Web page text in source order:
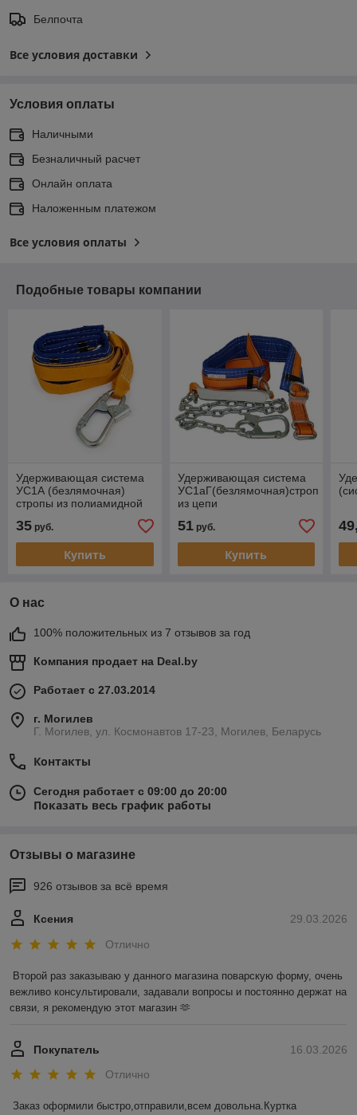
Белпочта
Все условия доставки
Условия оплаты
Наличными
Безналичный расчет
Онлайн оплата
Наложенным платежом
Все условия оплаты
Подобные товары компании
Удерживающая система
УС1А (безлямочная)
стропы из полиамидной
35 руб.
Купить
Удерживающая система
УС1аГ(безлямочная)строп
из цепи
51руб.
Купить
О нас
100% положительных из 7 отзывов за год
Компания продает на Deal.by
Работает с 27.03.2014
г. Могилев
Г. Могилев, ул. Космонавтов 17-23, Могилев, Беларусь
Контакты
Сегодня работает с 09:00 до 20:00
Показать весь график работы
Отзывы о магазине
926 отзывов за всё время
29.03.2026
Ксения
Отлично
Второй раз заказываю у данного магазина поварскую форму, очень
вежливо консультировали, задавали вопросы и постоянно держат на
связи, я рекомендую этот магазин 🫶
16.03.2026
Покупатель
Отлично
Заказ оформили быстро,отправили,всем довольна.Куртка